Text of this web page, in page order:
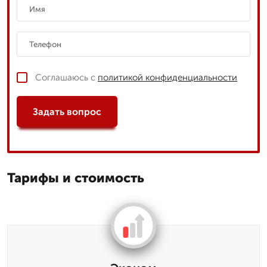
Соглашаюсь с политикой конфиденциальности
Задать вопрос
Тарифы и стоимость